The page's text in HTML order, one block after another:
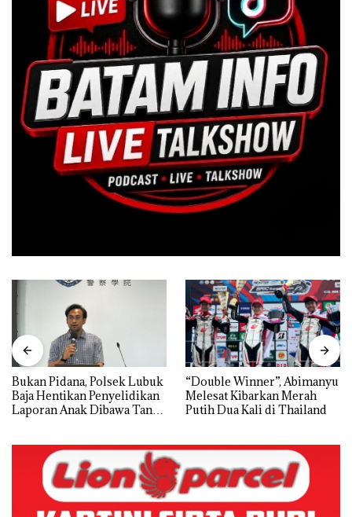
Bukan Pidana, Polsek Lubuk
Baja Hentikan Penyelidikan
Laporan Anak Dibawa Tanpa
“Double Winner”, Abimanyu
Melesat Kibarkan Merah
Putih Dua Kali di Thailand